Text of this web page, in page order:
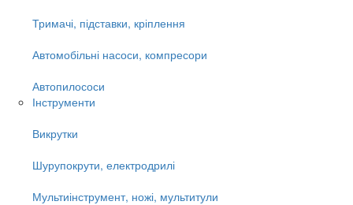
Тримачі, підставки, кріплення
Автомобільні насоси, компресори
Автопилососи
Інструменти
Викрутки
Шурупокрути, електродрилі
Мультиінструмент, ножі, мультитули